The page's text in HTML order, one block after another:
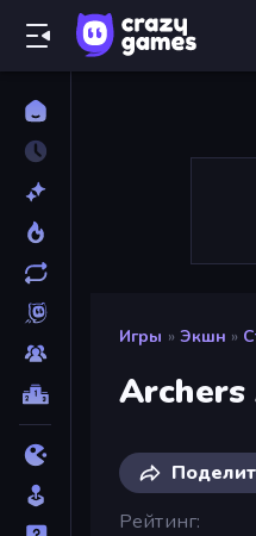
Игры » Экшн »
Archers
Рейтинг